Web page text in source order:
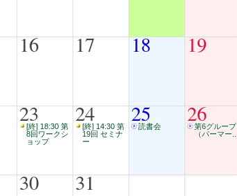
16 17 18 19
23
[終] 18:30 第
8回ワークシ
ョップ
24
[終] 14:30 第
19回 セミナ
ー
25
読書会 26
第6グループ
（パーマー..
30 31